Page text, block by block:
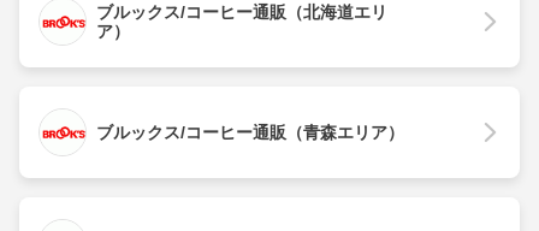
ブルックス/コーヒー通販（北海道エリ
ア）
ブルックス/コーヒー通販（青森エリア）